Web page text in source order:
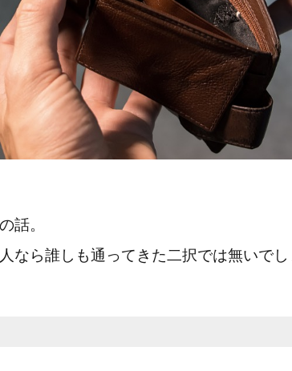
話。
なら誰しも通ってきた二択では無いでし